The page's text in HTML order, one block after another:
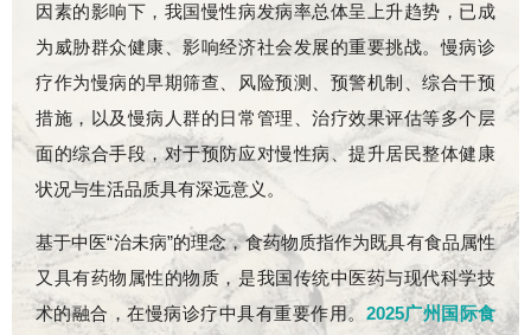
因素的影响下，我国慢性病发病率总体呈上升趋势，已成
为威胁群众健康、影响经济社会发展的重要挑战。慢病诊
疗作为慢病的早期筛查、风险预测、预警机制、综合干预
措施，以及慢病人群的日常管理、治疗效果评估等多个层
面的综合手段，对于预防应对慢性病、提升居民整体健康
状况与生活品质具有深远意义。
基于中医“治未病”的理念，食药物质指作为既具有食品属性
又具有药物属性的物质，是我国传统中医药与现代科学技
术的融合，在慢病诊疗中具有重要作用。 2025广州国际食